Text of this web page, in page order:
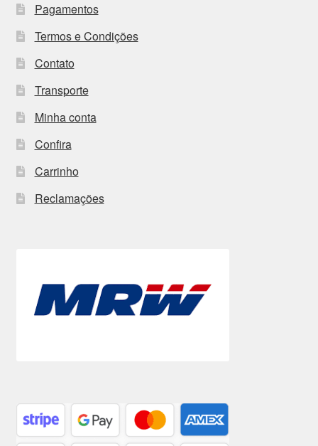
Pagamentos
Termos e Condições
Contato
Transporte
Minha conta
Confira
Carrinho
Reclamações